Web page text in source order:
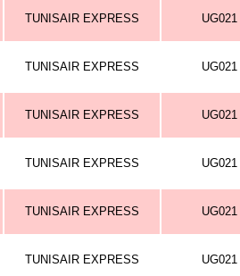
TUNISAIR EXPRESS UG021
TUNISAIR EXPRESS UG021
TUNISAIR EXPRESS UG021
TUNISAIR EXPRESS UG021
TUNISAIR EXPRESS UG021
TUNISAIR EXPRESS UG021